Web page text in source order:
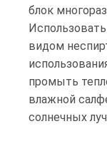
блок
видом
промыть
влажной
солнечных